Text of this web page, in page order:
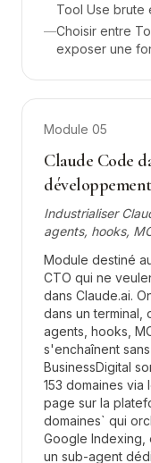
Tool Use brute
—Choisir entre
exposer une
Module 05
Claude Code
développement
Industrialiser
agents, hooks,
Module destiné
CTO qui ne
dans Claude.ai.
dans un terminal,
agents, hooks,
s'enchaînent
BusinessDigital
153 domaines
page sur la
domaines` qui
Google Indexing,
un sub-agent